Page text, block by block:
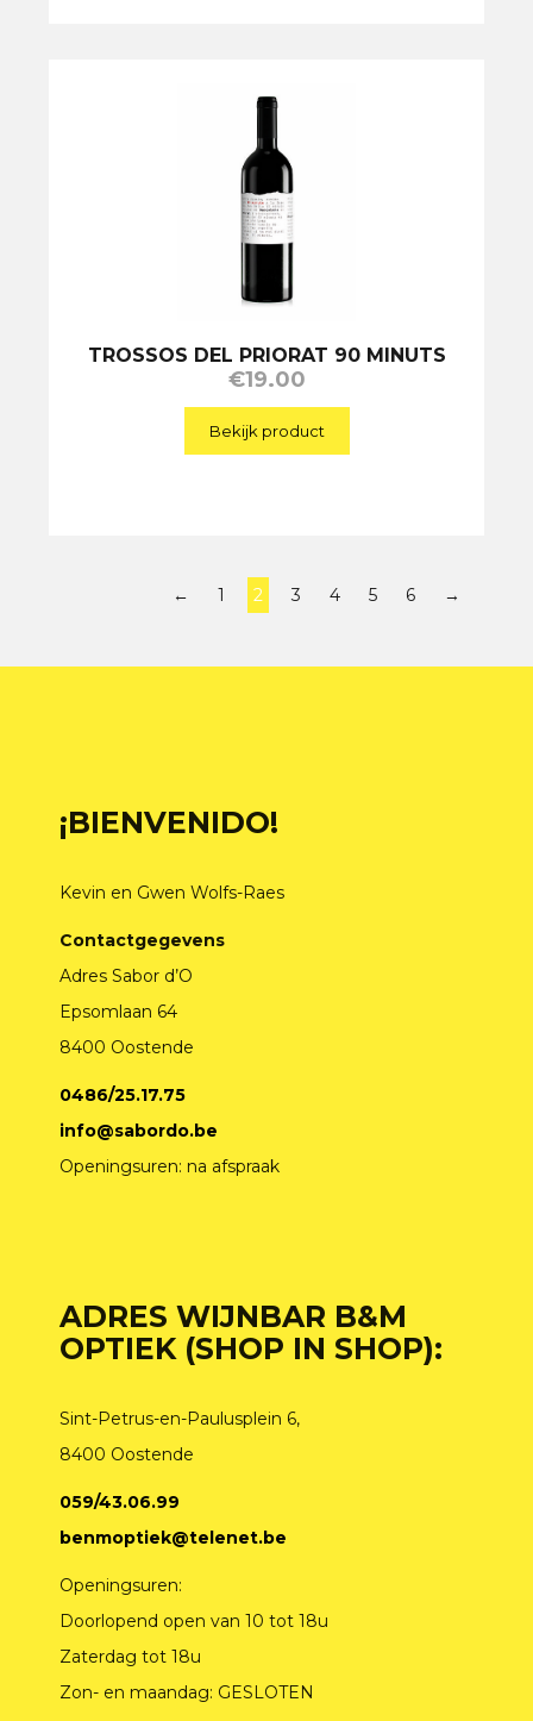
TROSSOS DEL PRIORAT 90 MINUTS
€19.00
Bekijk product
← 1 2 3 4 5 6 →
¡BIENVENIDO!
Kevin en Gwen Wolfs-Raes
Contactgegevens
Adres Sabor d’O
Epsomlaan 64
8400 Oostende
0486/25.17.75
info@sabordo.be
Openingsuren: na afspraak
ADRES WIJNBAR B&M
OPTIEK (SHOP IN SHOP):
Sint-Petrus-en-Paulusplein 6,
8400 Oostende
059/43.06.99
benmoptiek@telenet.be
Openingsuren:
Doorlopend open van 10 tot 18u
Zaterdag tot 18u
Zon- en maandag: GESLOTEN